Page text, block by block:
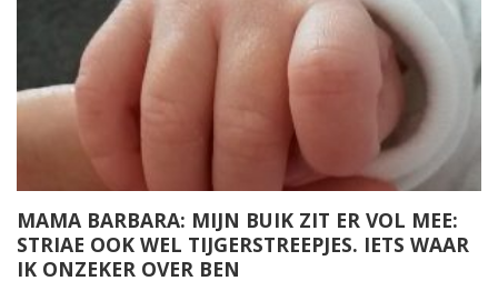
MAMA BARBARA: MIJN BUIK ZIT ER VOL MEE:
STRIAE OOK WEL TIJGERSTREEPJES. IETS WAAR
IK ONZEKER OVER BEN